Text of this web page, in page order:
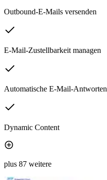
Outbound-E-Mails versenden
E-Mail-Zustellbarkeit managen
Automatische E-Mail-Antworten
Dynamic Content
plus 87 weitere